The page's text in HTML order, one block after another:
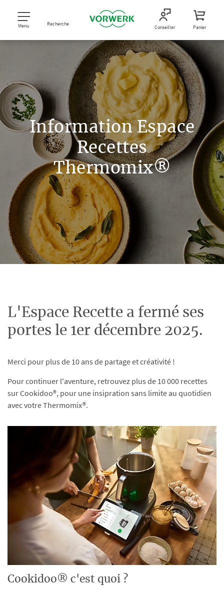
Menu Recherche Conseiller Panier
Information Espace
Recettes
Thermomix®
L'Espace Recette a fermé ses
portes le 1er décembre 2025.
Merci pour plus de 10 ans de partage et créativité !
Pour continuer l'aventure, retrouvez plus de 10 000 recettes
sur Cookidoo®, pour une insipration sans limite au quotidien
avec votre Thermomix®.
Cookidoo® c'est quoi ?